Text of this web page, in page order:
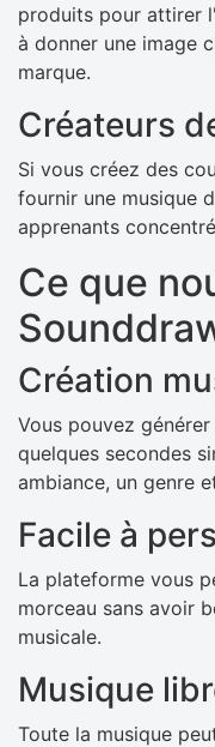
produits pour attirer
à donner une image
marque.
Créateurs
Si vous créez des
fournir une musique
apprenants
Ce que
Création
Vous pouvez
quelques secondes
ambiance, un genre
Facile à
La plateforme vous
morceau sans avoir
musicale.
Musique
Toute la musique